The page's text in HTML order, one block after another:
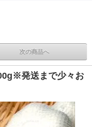
次の商品へ
発送まで少々お